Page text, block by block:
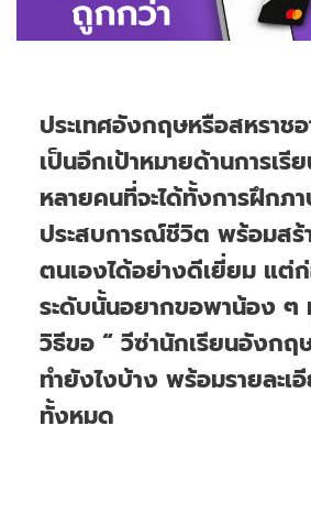
ประเทศอังกฤษหรือสหราช
เป็นอีกเป้าหมายด้านการเ
หลายคนที่จะได้ทั้งการฝึกภ
ประสบการณ์ชีวิต พร้อมส
ตนเองได้อย่างดีเยี่ยม แต่
ระดับนั้นอยากขอพาน้อง ๆ
วิธีขอ “ วีซ่านักเรียนอังก
ทำยังไงบ้าง พร้อมรายละเ
ทั้งหมด